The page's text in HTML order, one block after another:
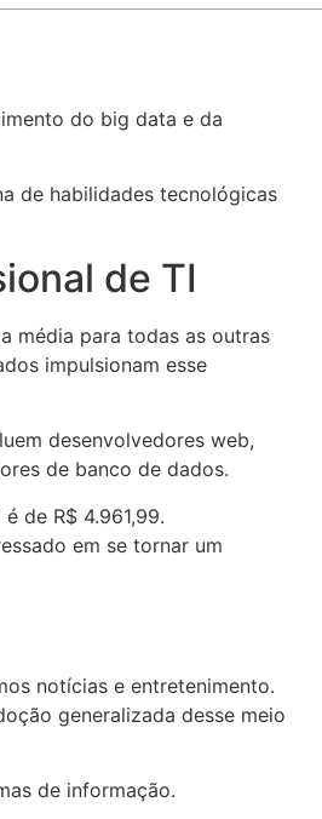
do big data e da
de habilidades tecnológicas
de TI
média para todas as outras
impulsionam esse
desenvolvedores web,
de banco de dados.
de R$ 4.961,99.
em se tornar um
notícias e entretenimento.
generalizada desse meio
de informação.